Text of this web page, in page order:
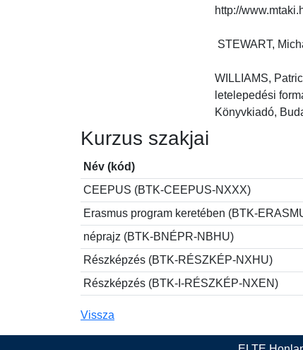
http://
STEWART,
WILLIAMS,
letelepedési
Könyvkiadó,
Kurzus szakjai
Név (kód)
CEEPUS (BTK-CEEPUS-NXXX)
Erasmus program keretében (BTK-
néprajz (BTK-BNÉPR-NBHU)
Részképzés (BTK-RÉSZKÉP-NXHU)
Részképzés (BTK-I-RÉSZKÉP-NXEN)
Vissza